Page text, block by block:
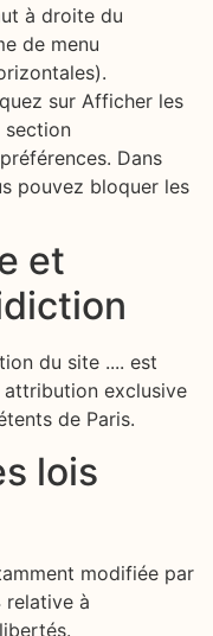
à droite du
de menu
sur Afficher les
section
Dans
pouvez bloquer les
et
du site .... est
exclusive
de Paris.
lois
modifiée par
relative à